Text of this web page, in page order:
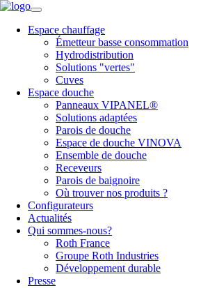
Espace chauffage
Émetteur basse consommation
Hydrodistribution
Solutions "vertes"
Cuves
Espace douche
Panneaux VIPANEL®
Solutions adaptées
Parois de douche
Espace de douche VINOVA
Ensemble de douche
Receveurs
Parois de baignoire
Où trouver nos produits ?
Configurateurs
Actualités
Qui sommes-nous?
Roth France
Groupe Roth Industries
Développement durable
Presse